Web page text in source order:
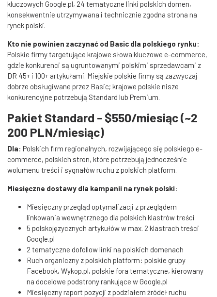
kluczowych Google.pl, 24 tematyczne linki polskich domen,
konsekwentnie utrzymywana i technicznie zgodna strona na
rynek polski.
Kto nie powinien zaczynać od Basic dla polskiego rynku:
Polskie firmy targetujące krajowe słowa kluczowe e-commerce,
gdzie konkurenci są ugruntowanymi polskimi sprzedawcami z
DR 45+ i 100+ artykułami. Miejskie polskie firmy są zazwyczaj
dobrze obsługiwane przez Basic; krajowe polskie nisze
konkurencyjne potrzebują Standard lub Premium.
Pakiet Standard - $550/miesiąc (~2
200 PLN/miesiąc)
Dla: Polskich firm regionalnych, rozwijającego się polskiego e-
commerce, polskich stron, które potrzebują jednocześnie
wolumenu treści i sygnałów ruchu z polskich platform.
Miesięczne dostawy dla kampanii na rynek polski:
Miesięczny przegląd optymalizacji z przeglądem
linkowania wewnętrznego dla polskich klastrów treści
5 polskojęzycznych artykułów w max. 2 klastrach treści
Google.pl
2 tematyczne dofollow linki na polskich domenach
Ruch organiczny z polskich platform: polskie grupy
Facebook, Wykop.pl, polskie fora tematyczne, kierowany
na docelowe podstrony rankujące w Google.pl
Miesięczny raport pozycji z podziałem źródeł ruchu